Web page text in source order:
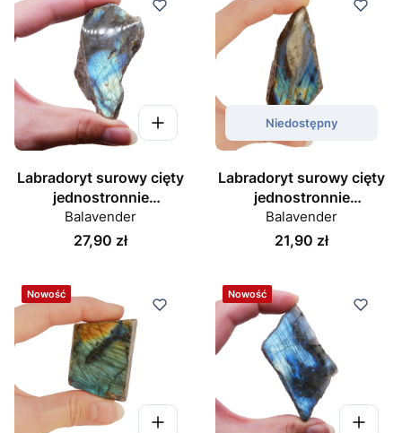
Labradoryt surowy cięty
jednostronnie
polerowany nr 065
Balavender
Cena
27,90 zł
Niedostępny
Labradoryt surowy cięty
jednostronnie
polerowany nr 066
Balavender
Cena
21,90 zł
Nowość Nowość